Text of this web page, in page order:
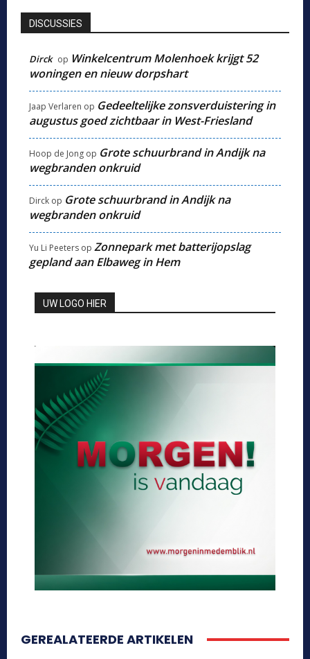
DISCUSSIES
Dirck op Winkelcentrum Molenhoek krijgt 52
woningen en nieuw dorpshart
Jaap Verlaren op Gedeeltelijke zonsverduistering in
augustus goed zichtbaar in West-Friesland
Hoop de Jong op Grote schuurbrand in Andijk na
wegbranden onkruid
Dirck op Grote schuurbrand in Andijk na
wegbranden onkruid
Yu Li Peeters op Zonnepark met batterijopslag
gepland aan Elbaweg in Hem
UW LOGO HIER
GEREALATEERDE ARTIKELEN